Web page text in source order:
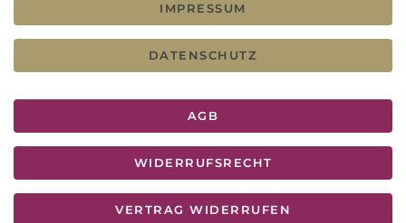
IMPRESSUM
DATENSCHUTZ
AGB
WIDERRUFSRECHT
VERTRAG WIDERRUFEN